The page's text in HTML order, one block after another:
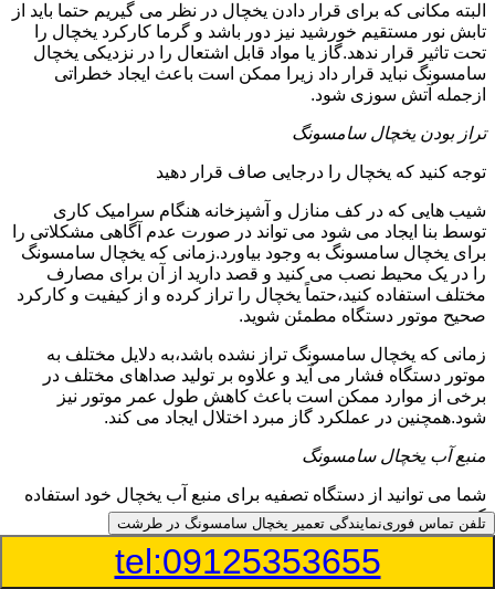
البته مکانی که برای قرار دادن یخچال در نظر می گیریم حتما باید از
تابش نور مستقیم خورشید نیز دور باشد و گرما کارکرد یخچال را
تحت تاثیر قرار ندهد.گاز یا مواد قابل اشتعال را در نزدیکی یخچال
سامسونگ نباید قرار داد زیرا ممکن است باعث ایجاد خطراتی
ازجمله آتش سوزی شود.
تراز بودن یخچال سامسونگ
توجه کنید که یخچال را درجایی صاف قرار دهید
شیب هایی که در کف منازل و آشپزخانه هنگام سرامیک کاری
توسط بنا ایجاد می شود می تواند در صورت عدم آگاهی مشکلاتی را
برای یخچال سامسونگ به وجود بیاورد.زمانی که یخچال سامسونگ
را در یک محیط نصب می کنید و قصد دارید از آن برای مصارف
مختلف استفاده کنید،حتماً یخچال را تراز کرده و از کیفیت و کارکرد
صحیح موتور دستگاه مطمئن شوید.
زمانی که یخچال سامسونگ تراز نشده باشد،به دلایل مختلف به
موتور دستگاه فشار می آید و علاوه بر تولید صداهای مختلف در
برخی از موارد ممکن است باعث کاهش طول عمر موتور نیز
شود.همچنین در عملکرد گاز مبرد اختلال ایجاد می کند.
منبع آب یخچال سامسونگ
شما می توانید از دستگاه تصفیه برای منبع آب یخچال خود استفاده
کنید
در دفترچه راهنمای یخچال سامسونگ قسمت ویژه ای به منبع آب
آن و راهنمایی لازم در زمینه نصب و استفاده از آن اختصاص داده
تلفن تماس فورینمایندگی تعمیر یخچال سامسونگ در طرشت
tel:09125353655